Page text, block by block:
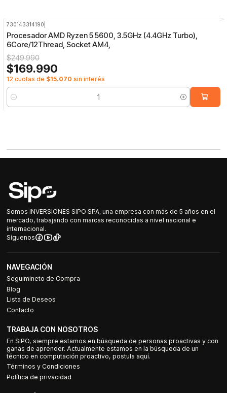
730143314190
Procesador AMD Ryzen 5 5600, 3.5GHz (4.4GHz Turbo),
6Core/12Thread, Socket AM4,
$249.990
$169.990
12 cuotas de $15.070 sin interés
Cantidad
Somos INVERSIONES SIPO SPA, una empresa con más de 5 años en el
mercado, trabajando con marcas reconocidas a nivel nacional e
internacional.
Síguenos
NAVEGACIÓN
Seguimineto de Compra
Blog
Lista de Deseos
Contacto
TRABAJA CON NOSOTROS
En SIPO, siempre estamos en búsqueda de personas proactivas y con
ganas de aprender. Actualmente estamos en la búsqueda de un
técnico en computación proactivo, postula aquí.
Términos y Condiciones
Política de privacidad